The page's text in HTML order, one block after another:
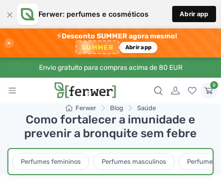
× Ferwer: perfumes e cosméticos Abrir app
×
⚡Desconto SUMMER agora mesmo!
SUMMER Abrir app
Envio gratuito para compras acima de 80 EUR
0
Ferwer Blog Saúde
Como fortalecer a imunidade e
prevenir a bronquite sem febre
Perfumes femininos Perfumes masculinos Perfumes